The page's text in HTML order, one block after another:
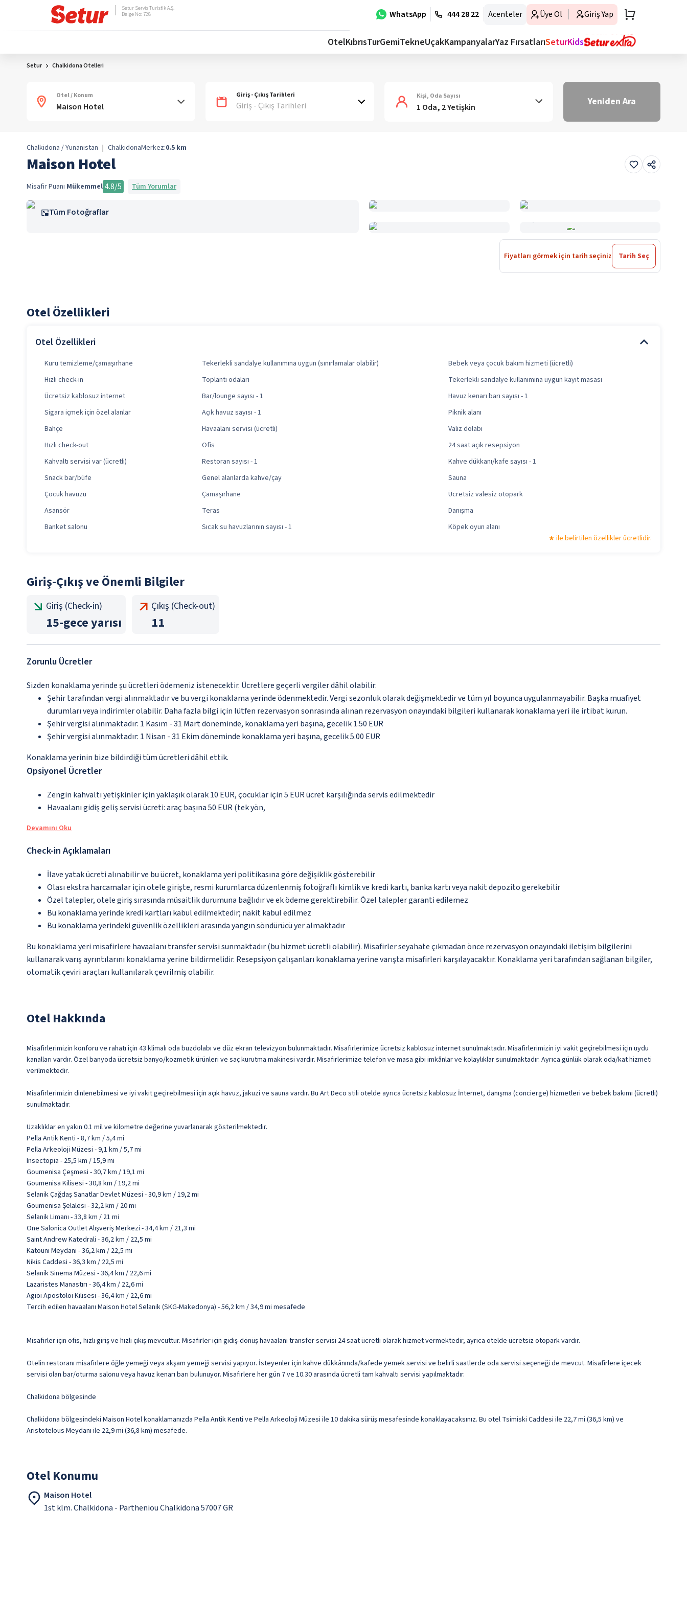
WhatsApp 444 28 22 Acenteler Üye Ol Giriş Yap
Setur Servis Turistik A.Ş.
Belge No: 728
OtelKıbrısTurGemiTekneUçakKampanyalarYaz FırsatlarıSeturKids
Setur Chalkidona Otelleri
Otel / Konum Giriş - Çıkış Tarihleri
Giriş - Çıkış Tarihleri
Kişi, Oda Sayısı
1 Oda, 2 Yetişkin Yeniden Ara
Chalkidona / Yunanistan | ChalkidonaMerkez:0.5 km
Maison Hotel
Misafir Puanı Mükemmel 4.8/5 Tüm Yorumlar
Tüm Fotoğraflar
Fiyatları görmek için tarih seçiniz Tarih Seç
Otel Özellikleri
Otel Özellikleri
Kuru temizleme/çamaşırhane Tekerlekli sandalye kullanımına uygun (sınırlamalar olabilir)
Bebek veya çocuk bakım hizmeti (ücretli)
Hızlı check-in
Toplantı odaları
Tekerlekli sandalye kullanımına uygun kayıt masası
Ücretsiz kablosuz internet
Bar/lounge sayısı - 1
Havuz kenarı barı sayısı - 1
Sigara içmek için özel alanlar
Açık havuz sayısı - 1
Piknik alanı
Bahçe
Havaalanı servisi (ücretli)
Valiz dolabı
Hızlı check-out
Ofis
24 saat açık resepsiyon
Kahvaltı servisi var (ücretli)
Restoran sayısı - 1
Kahve dükkanı/kafe sayısı - 1
Snack bar/büfe
Genel alanlarda kahve/çay
Sauna
Çocuk havuzu
Çamaşırhane
Ücretsiz valesiz otopark
Asansör
Teras
Danışma
Banket salonu
Sıcak su havuzlarının sayısı - 1
Köpek oyun alanı
ile belirtilen özellikler ücretlidir.
Giriş-Çıkış ve Önemli Bilgiler
Giriş (Check-in)
15-gece yarısı
Çıkış (Check-out)
11
Zorunlu Ücretler
Sizden konaklama yerinde şu ücretleri ödemeniz istenecektir. Ücretlere geçerli vergiler dâhil olabilir:
Şehir tarafından vergi alınmaktadır ve bu vergi konaklama yerinde ödenmektedir. Vergi sezonluk olarak değişmektedir ve tüm yıl boyunca uygulanmayabilir. Başka muafiyet
durumları veya indirimler olabilir. Daha fazla bilgi için lütfen rezervasyon sonrasında alınan rezervasyon onayındaki bilgileri kullanarak konaklama yeri ile irtibat kurun.
Şehir vergisi alınmaktadır: 1 Kasım - 31 Mart döneminde, konaklama yeri başına, gecelik 1.50 EUR
Şehir vergisi alınmaktadır: 1 Nisan - 31 Ekim döneminde konaklama yeri başına, gecelik 5.00 EUR
Konaklama yerinin bize bildirdiği tüm ücretleri dâhil ettik.
Opsiyonel Ücretler
Zengin kahvaltı yetişkinler için yaklaşık olarak 10 EUR, çocuklar için 5 EUR ücret karşılığında servis edilmektedir
Havaalanı gidiş geliş servisi ücreti: araç başına 50 EUR (tek yön,
Devamını Oku
Check-in Açıklamaları
İlave yatak ücreti alınabilir ve bu ücret, konaklama yeri politikasına göre değişiklik gösterebilir
Olası ekstra harcamalar için otele girişte, resmi kurumlarca düzenlenmiş fotoğraflı kimlik ve kredi kartı, banka kartı veya nakit depozito gerekebilir
Özel talepler, otele giriş sırasında müsaitlik durumuna bağlıdır ve ek ödeme gerektirebilir. Özel talepler garanti edilemez
Bu konaklama yerinde kredi kartları kabul edilmektedir; nakit kabul edilmez
Bu konaklama yerindeki güvenlik özellikleri arasında yangın söndürücü yer almaktadır
Bu konaklama yeri misafirlere havaalanı transfer servisi sunmaktadır (bu hizmet ücretli olabilir). Misafirler seyahate çıkmadan önce rezervasyon onayındaki iletişim bilgilerini
kullanarak varış ayrıntılarını konaklama yerine bildirmelidir. Resepsiyon çalışanları konaklama yerine varışta misafirleri karşılayacaktır. Konaklama yeri tarafından sağlanan bilgiler,
otomatik çeviri araçları kullanılarak çevrilmiş olabilir.
Otel Hakkında
Misafirlerimizin konforu ve rahatı için 43 klimalı oda buzdolabı ve düz ekran televizyon bulunmaktadır. Misafirlerimize ücretsiz kablosuz internet sunulmaktadır. Misafirlerimizin iyi vakit geçirebilmesi için uydu
kanalları vardır. Özel banyoda ücretsiz banyo/kozmetik ürünleri ve saç kurutma makinesi vardır. Misafirlerimize telefon ve masa gibi imkânlar ve kolaylıklar sunulmaktadır. Ayrıca günlük olarak oda/kat hizmeti
verilmektedir.
Misafirlerimizin dinlenebilmesi ve iyi vakit geçirebilmesi için açık havuz, jakuzi ve sauna vardır. Bu Art Deco stili otelde ayrıca ücretsiz kablosuz İnternet, danışma (concierge) hizmetleri ve bebek bakımı (ücretli)
sunulmaktadır.
Uzaklıklar en yakın 0.1 mil ve kilometre değerine yuvarlanarak gösterilmektedir.
Pella Antik Kenti - 8,7 km / 5,4 mi
Pella Arkeoloji Müzesi - 9,1 km / 5,7 mi
Insectopia - 25,5 km / 15,9 mi
Goumenisa Çeşmesi - 30,7 km / 19,1 mi
Goumenisa Kilisesi - 30,8 km / 19,2 mi
Selanik Çağdaş Sanatlar Devlet Müzesi - 30,9 km / 19,2 mi
Goumenisa Şelalesi - 32,2 km / 20 mi
Selanik Limanı - 33,8 km / 21 mi
One Salonica Outlet Alışveriş Merkezi - 34,4 km / 21,3 mi
Saint Andrew Katedrali - 36,2 km / 22,5 mi
Katouni Meydanı - 36,2 km / 22,5 mi
Nikis Caddesi - 36,3 km / 22,5 mi
Selanik Sinema Müzesi - 36,4 km / 22,6 mi
Lazaristes Manastırı - 36,4 km / 22,6 mi
Agioi Apostoloi Kilisesi - 36,4 km / 22,6 mi
Tercih edilen havaalanı Maison Hotel Selanik (SKG-Makedonya) - 56,2 km / 34,9 mi mesafede
Misafirler için ofis, hızlı giriş ve hızlı çıkış mevcuttur. Misafirler için gidiş-dönüş havaalanı transfer servisi 24 saat ücretli olarak hizmet vermektedir, ayrıca otelde ücretsiz otopark vardır.
Otelin restoranı misafirlere öğle yemeği veya akşam yemeği servisi yapıyor. İsteyenler için kahve dükkânında/kafede yemek servisi ve belirli saatlerde oda servisi seçeneği de mevcut. Misafirlere içecek
servisi olan bar/oturma salonu veya havuz kenarı barı bulunuyor. Misafirlere her gün 7 ve 10.30 arasında ücretli tam kahvaltı servisi yapılmaktadır.
Chalkidona bölgesinde
Chalkidona bölgesindeki Maison Hotel konaklamanızda Pella Antik Kenti ve Pella Arkeoloji Müzesi ile 10 dakika sürüş mesafesinde konaklayacaksınız. Bu otel Tsimiski Caddesi ile 22,7 mi (36,5 km) ve
Aristotelous Meydanı ile 22,9 mi (36,8 km) mesafede.
Otel Konumu
Maison Hotel
1st klm. Chalkidona - Partheniou Chalkidona 57007 GR